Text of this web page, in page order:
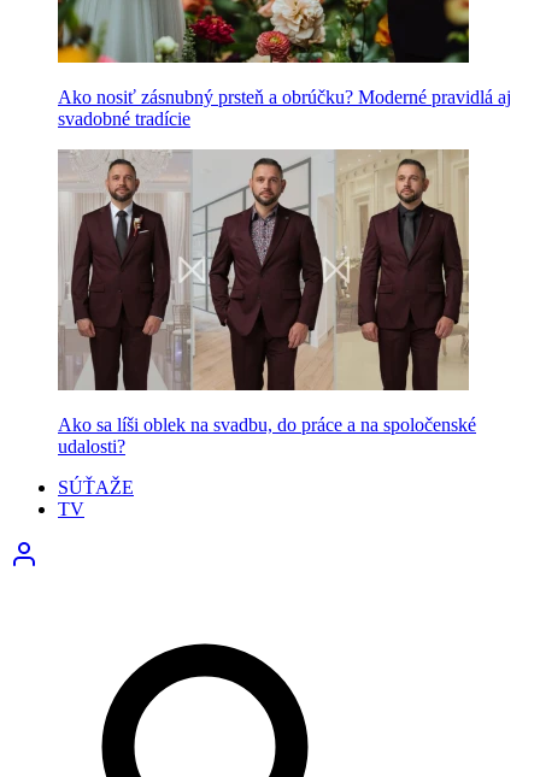
Ako nosiť zásnubný prsteň a obrúčku? Moderné pravidlá aj
svadobné tradície
Ako sa líši oblek na svadbu, do práce a na spoločenské
udalosti?
SÚŤAŽE
TV